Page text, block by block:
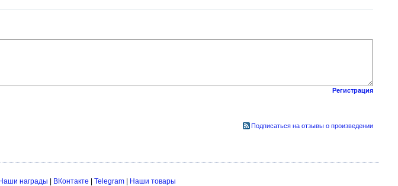
Регистрация
Подписаться на отзывы о произведении
награды | ВКонтакте | Telegram | Наши товары